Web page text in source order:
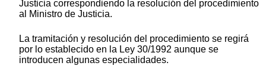
Justicia correspondiendo la resolución del procedimiento
al Ministro de Justicia.
La tramitación y resolución del procedimiento se regirá
por lo establecido en la Ley 30/1992 aunque se
introducen algunas especialidades.